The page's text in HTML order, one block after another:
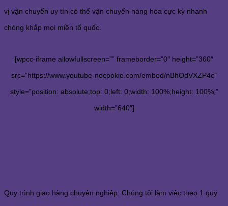
vị vận chuyển uy tín có thể vận chuyển hàng hóa cực kỳ nhanh
chóng khắp mọi miền tổ quốc.
[wpcc-iframe allowfullscreen=”” frameborder=”0″ height=”360″
src=”https://www.youtube-nocookie.com/embed/nBhOdVXZP4c”
style=”position: absolute;top: 0;left: 0;width: 100%;height: 100%;”
width=”640″]
Quy trình giao hàng chuyên nghiệp: Chúng tôi làm việc theo 1 quy